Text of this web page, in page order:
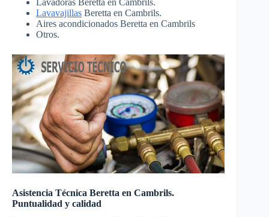
Lavavajillas Beretta en Cambrils.
Aires acondicionados Beretta en Cambrils
Otros.
Asistencia Técnica Beretta en Cambrils.
Puntualidad y calidad